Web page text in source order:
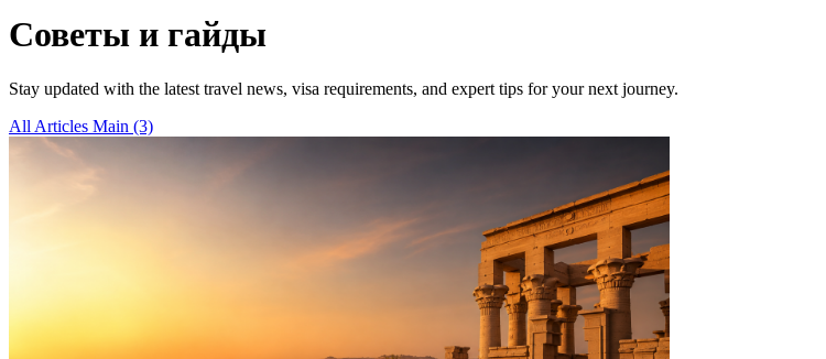
Советы и гайды
Stay updated with the latest travel news, visa requirements, and expert tips for your next journey.
All Articles Main (3)